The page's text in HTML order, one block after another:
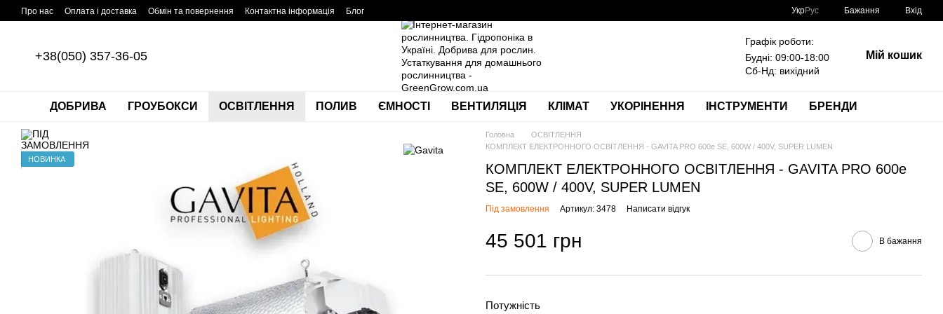
Перейти до основного контенту
Про нас Оплата і доставка Обмін та повернення Контактна інформація Блог УкрРус Бажання Вхід
+38(050) 357-36-05
Графік роботи:
Будні: 09:00-18:00
Сб-Нд: вихідний
Мій кошик
ДОБРИВА ГРОУБОКСИ ОСВІТЛЕННЯ ПОЛИВ ЄМНОСТІ ВЕНТИЛЯЦІЯ КЛІМАТ УКОРІНЕННЯ ІНСТРУМЕНТИ БРЕНДИ
НОВИНКА
Головна
ОСВІТЛЕННЯ
КОМПЛЕКТ ЕЛЕКТРОННОГО ОСВІТЛЕННЯ - GAVITA PRO 600e SE, 600W / 400V, SUPER LUMEN
КОМПЛЕКТ ЕЛЕКТРОННОГО ОСВІТЛЕННЯ - GAVITA PRO 600e
SE, 600W / 400V, SUPER LUMEN
Під замовлення Артикул: 3478 Написати відгук
45 501 грн В бажання
Потужність